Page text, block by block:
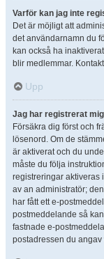
Varför kan jag inte
Det är möjligt att
det användarnamn du
kan också ha
blir medlemmar.
Upp
Jag har registrerat
Försäkra dig först och
lösenord. Om de
är aktiverat och du
måste du följa
registreringar aktiveras
av an administratör;
har fått ett e-
postmeddelande så
fastnade e-
postadressen du